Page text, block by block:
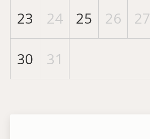
23 24 25 26 27
30 31